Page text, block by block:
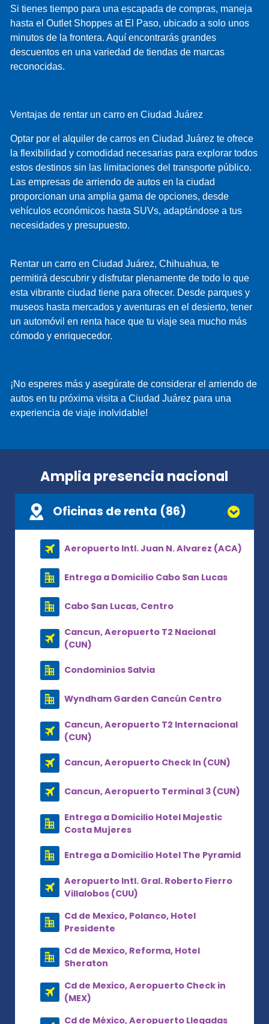
Si tienes tiempo para una escapada de compras, maneja
hasta el Outlet Shoppes at El Paso, ubicado a solo unos
minutos de la frontera. Aquí encontrarás grandes
descuentos en una variedad de tiendas de marcas
reconocidas.
Ventajas de rentar un carro en Ciudad Juárez
Optar por el alquiler de carros en Ciudad Juárez te ofrece
la flexibilidad y comodidad necesarias para explorar todos
estos destinos sin las limitaciones del transporte público.
Las empresas de arriendo de autos en la ciudad
proporcionan una amplia gama de opciones, desde
vehículos económicos hasta SUVs, adaptándose a tus
necesidades y presupuesto.
Rentar un carro en Ciudad Juárez, Chihuahua, te
permitirá descubrir y disfrutar plenamente de todo lo que
esta vibrante ciudad tiene para ofrecer. Desde parques y
museos hasta mercados y aventuras en el desierto, tener
un automóvil en renta hace que tu viaje sea mucho más
cómodo y enriquecedor.
¡No esperes más y asegúrate de considerar el arriendo de
autos en tu próxima visita a Ciudad Juárez para una
experiencia de viaje inolvidable!
Amplia presencia nacional
Oficinas de renta (86)
Aeropuerto Intl. Juan N. Alvarez (ACA)
Entrega a Domicilio Cabo San Lucas
Cabo San Lucas, Centro
Cancun, Aeropuerto T2 Nacional
(CUN)
Condominios Salvia
Wyndham Garden Cancún Centro
Cancun, Aeropuerto T2 Internacional
(CUN)
Cancun, Aeropuerto Check In (CUN)
Cancun, Aeropuerto Terminal 3 (CUN)
Entrega a Domicilio Hotel Majestic
Costa Mujeres
Entrega a Domicilio Hotel The Pyramid
Aeropuerto Intl. Gral. Roberto Fierro
Villalobos (CUU)
Cd de Mexico, Polanco, Hotel
Presidente
Cd de Mexico, Reforma, Hotel
Sheraton
Cd de Mexico, Aeropuerto Check in
(MEX)
Cd de México, Aeropuerto Llegadas